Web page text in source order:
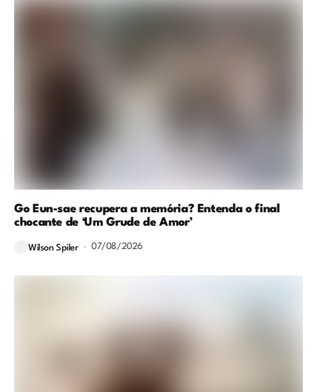
Go Eun-sae recupera a memória? Entenda o final
chocante de ‘Um Grude de Amor’
Wilson Spiler 07/08/2026